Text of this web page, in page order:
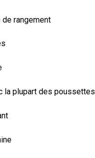
rangement
la plupart des poussettes